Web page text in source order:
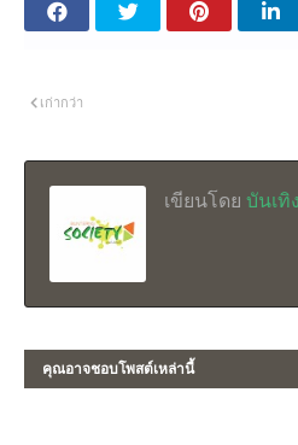
เก่ากว่า
เขียนโดย บันเทิ
คุณอาจชอบโพสต์เหล่านี้